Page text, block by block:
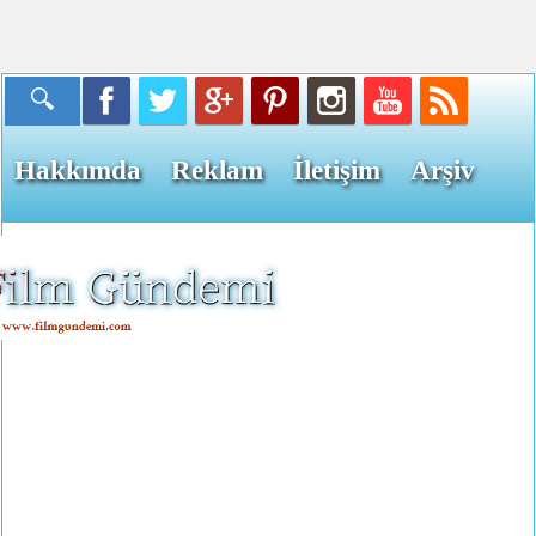
Hakkımda Reklam İletişim Arşiv